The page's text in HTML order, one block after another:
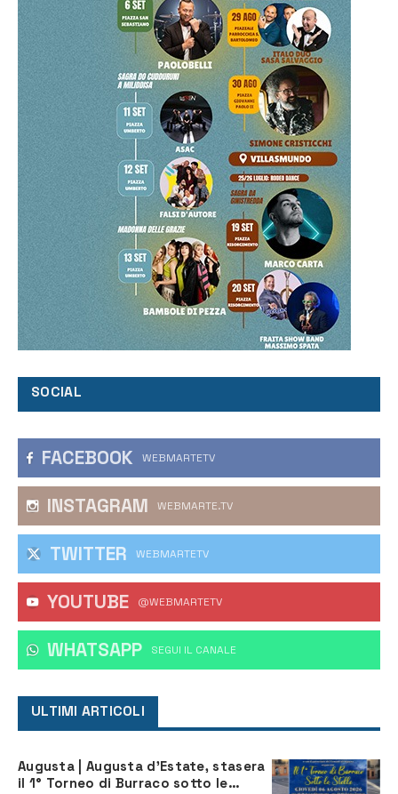
SOCIAL
FACEBOOK WEBMARTETV
INSTAGRAM WEBMARTE.TV
TWITTER WEBMARTETV
YOUTUBE @WEBMARTETV
WHATSAPP ‎SEGUI IL CANALE
ULTIMI ARTICOLI
Augusta | Augusta d’Estate, stasera
il 1° Torneo di Burraco sotto le